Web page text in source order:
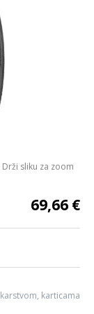
Drži sliku za zoom
69,66 €
karticama